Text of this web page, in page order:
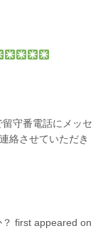
守番電話にメッセ
絡させていただき
first appeared on